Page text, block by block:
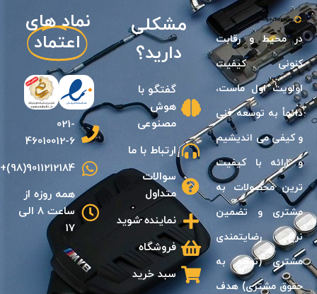
در محيط و رقابت
كنونى كيفيت
اولويت اول ماست،
دائمأ به توسعه فنى
و كيفی مى انديشیم
و ارائه با كيفيت
ترين محصولات به
مشترى و تضمين
نرخ رضايتمندى
مشترى (توجه به
حقوق مشترى) هدف
مشکلی
نیازی
دارید؟
گفتگو با
هوش
مصنوعی
ارتباط با ما
سوالات
متداول
نماینده شوید
فروشگاه
سبد خرید
نماد های
اعتماد
021-
46010012-6
9011212184(98)+
همه روزه از
ساعت 8 الی
17